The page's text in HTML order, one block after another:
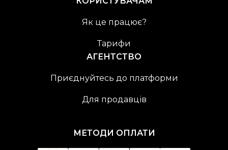
Як це працює?
Тарифи
АГЕНТСТВО
Приєднуйтесь до платформи
Для продавців
МЕТОДИ ОПЛАТИ